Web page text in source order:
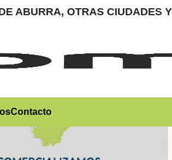
ABURRA, OTRAS CIUDADES
Contacto